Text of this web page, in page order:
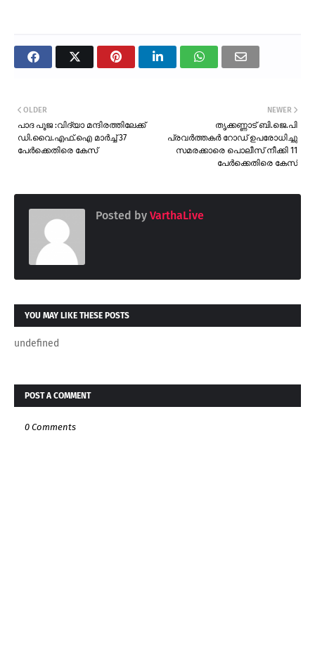
NEWER
തൃക്കണ്ണാട് ബി.ജെ.പി
പ്രവർത്തകർ റോഡ് ഉപരോധിച്ചു
സമരക്കാരെ പൊലീസ് നീക്കി 11
പേർക്കെതിരെ കേസ്
OLDER
പാദ പൂജ :വിദ്യാ മന്ദിരത്തിലേക്ക്
ഡി.വൈ.എഫ്.ഐ മാർച്ച് 37
പേർക്കെതിരെ കേസ്
Posted by VarthaLive
YOU MAY LIKE THESE POSTS
undefined
POST A COMMENT
0 Comments